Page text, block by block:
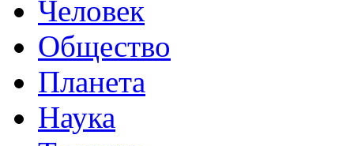
Человек
Общество
Планета
Наука